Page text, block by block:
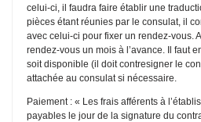
celui-ci, il faudra faire établir une
pièces étant réunies par le consulat, il
avec celui-ci pour fixer un rendez-vous.
rendez-vous un mois à l’avance. Il faut
soit disponible (il doit contresigner le
attachée au consulat si nécessaire.
Paiement : « Les frais afférents à
payables le jour de la signature du